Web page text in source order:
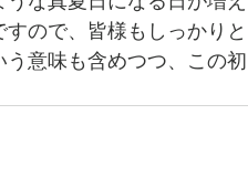
ので、皆様もしっかりと
意味も含めつつ、この初